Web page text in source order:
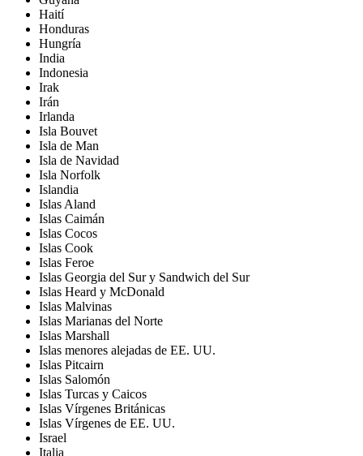
Haití
Honduras
Hungría
India
Indonesia
Irak
Irán
Irlanda
Isla Bouvet
Isla de Man
Isla de Navidad
Isla Norfolk
Islandia
Islas Aland
Islas Caimán
Islas Cocos
Islas Cook
Islas Feroe
Islas Georgia del Sur y Sandwich del Sur
Islas Heard y McDonald
Islas Malvinas
Islas Marianas del Norte
Islas Marshall
Islas menores alejadas de EE. UU.
Islas Pitcairn
Islas Salomón
Islas Turcas y Caicos
Islas Vírgenes Británicas
Islas Vírgenes de EE. UU.
Israel
Italia